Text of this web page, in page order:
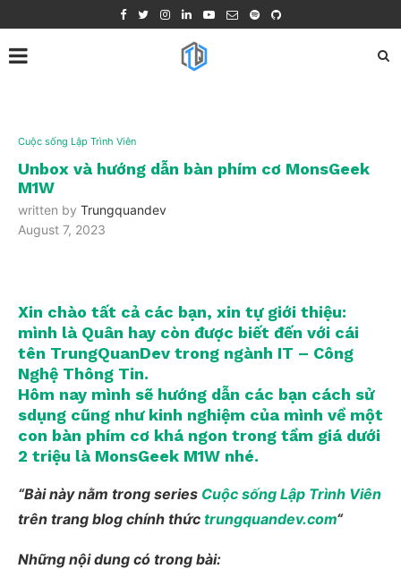
Cuộc sống Lập Trình Viên
Unbox và hướng dẫn bàn phím cơ MonsGeek
M1W
written by Trungquandev
August 7, 2023
Xin chào tất cả các bạn, xin tự giới thiệu:
mình là Quân hay còn được biết đến với cái
tên TrungQuanDev trong ngành IT – Công
Nghệ Thông Tin.
Hôm nay mình sẽ hướng dẫn các bạn cách sử
sdụng cũng như kinh nghiệm của mình về một
con bàn phím cơ khá ngon trong tầm giá dưới
2 triệu là MonsGeek M1W nhé.
“Bài này nằm trong series Cuộc sống Lập Trình Viên
trên trang blog chính thức trungquandev.com“
Những nội dung có trong bài: